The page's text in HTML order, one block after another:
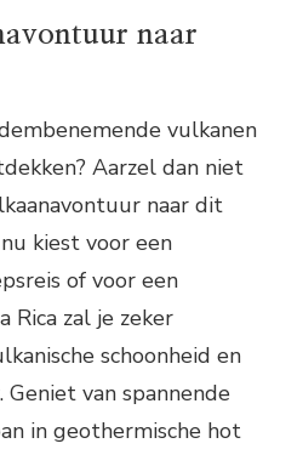
naar
vulkanen
Aarzel dan niet
naar dit
kiest voor een
of voor een
Rica zal je zeker
schoonheid en
van spannende
in geothermische hot